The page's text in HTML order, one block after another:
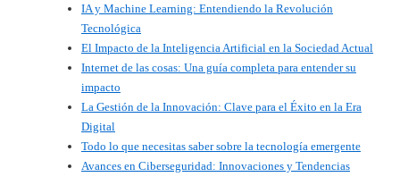
IA y Machine Learning: Entendiendo la Revolución
Tecnológica
El Impacto de la Inteligencia Artificial en la Sociedad Actual
Internet de las cosas: Una guía completa para entender su
impacto
La Gestión de la Innovación: Clave para el Éxito en la Era
Digital
Todo lo que necesitas saber sobre la tecnología emergente
Avances en Ciberseguridad: Innovaciones y Tendencias